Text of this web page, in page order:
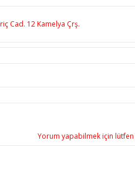
Cad. 12 Kamelya Çrş.
Yorum yapabilmek için lütfen